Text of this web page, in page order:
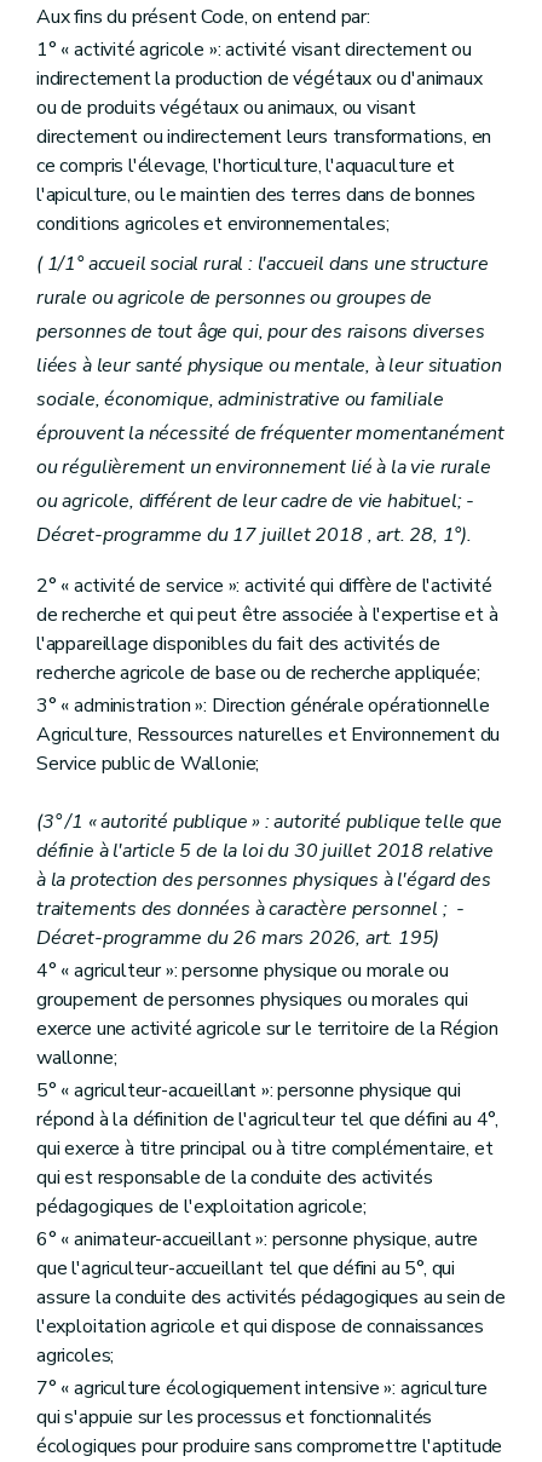
Art. D205
Art. D206
Sous-section 2 Procédure d'autorisation
Art. D207
Art. D208
Art. D209
Sous-section 3
Engagements des fermes pédagogiques
Art. D210
Sous-section 4 Évaluation et contrôle des fermes pédagogiques
Art. D211
Art. D213
Art. D214
Sous-section 5
Recours
Art. D215
Art. D216
Art. D217
Art. D218
Section 2/1 (L’accueil social rural
Champ d’application et conditions d’agrément
Art. D.218/1
Art. D.218/2
Sous-section 2 Condition d’engagement, évaluation et contrôle
Art. D.218/5
Art. D.218/6
Sous-section 3 Recours- Décret-programme du 17 juillet 2018, art. 33 à 45).
Art. D.218/7
Art. D.218/8
Art. D.218/9
Section 3 Soutien aux personnes morales pour la valorisation des produits agricoles
Art. D219
Art. D220
Art. D222
Titre IX La promotion des produits agricoles
Chapitre Ier
Généralités
Art. D223
Chapitre II L'Agence wallonne pour la Promotion d'une Agriculture de qualité
Section 1
Création et missions
Art. D224
Art. D225
Art. D226
Art. D227
Art. D230
Section 1/1 Composition, compétence et fonctionnement du Conseil d'administration
Art. D230/1
Art. D230/2
Art. D230/3
Art. D230/4
Art. D230/5
Art. D230/6
Art. D230/7
Section 2 La gestion journalière
Art. D231
Section 2/1
Art. D231/1bis
Art. D231/2
Section 3 Personnel de l'Agence
Aux fins du présent Code, on entend par:
1° « activité agricole »: activité visant directement ou
indirectement la production de végétaux ou d'animaux
ou de produits végétaux ou animaux, ou visant
directement ou indirectement leurs transformations, en
ce compris l'élevage, l'horticulture, l'aquaculture et
l'apiculture, ou le maintien des terres dans de bonnes
conditions agricoles et environnementales;
( 1/1° accueil social rural : l'accueil dans une structure
rurale ou agricole de personnes ou groupes de
personnes de tout âge qui, pour des raisons diverses
liées à leur santé physique ou mentale, à leur situation
sociale, économique, administrative ou familiale
éprouvent la nécessité de fréquenter momentanément
ou régulièrement un environnement lié à la vie rurale
ou agricole, différent de leur cadre de vie habituel; -
Décret-programme du 17 juillet 2018 , art. 28, 1°).
2° « activité de service »: activité qui diffère de l'activité
de recherche et qui peut être associée à l'expertise et à
l'appareillage disponibles du fait des activités de
recherche agricole de base ou de recherche appliquée;
3° « administration »: Direction générale opérationnelle
Agriculture, Ressources naturelles et Environnement du
Service public de Wallonie;
(3° /1 « autorité publique » : autorité publique telle que
définie à l'article 5 de la loi du 30 juillet 2018 relative
à la protection des personnes physiques à l'égard des
traitements des données à caractère personnel ; -
Décret-programme du 26 mars 2026, art. 195)
4° « agriculteur »: personne physique ou morale ou
groupement de personnes physiques ou morales qui
exerce une activité agricole sur le territoire de la Région
wallonne;
5° « agriculteur-accueillant »: personne physique qui
répond à la définition de l'agriculteur tel que défini au 4°,
qui exerce à titre principal ou à titre complémentaire, et
qui est responsable de la conduite des activités
pédagogiques de l'exploitation agricole;
6° « animateur-accueillant »: personne physique, autre
que l'agriculteur-accueillant tel que défini au 5°, qui
assure la conduite des activités pédagogiques au sein de
l'exploitation agricole et qui dispose de connaissances
agricoles;
7° « agriculture écologiquement intensive »: agriculture
qui s'appuie sur les processus et fonctionnalités
écologiques pour produire sans compromettre l'aptitude